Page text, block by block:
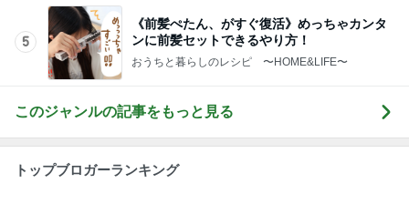
5
《前髪ぺたん、がすぐ復活》めっちゃカンタ
ンに前髪セットできるやり方！
おうちと暮らしのレシピ 〜HOME&LIFE〜
このジャンルの記事をもっと見る
トップブロガーランキング